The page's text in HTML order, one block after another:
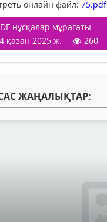
онлайн файл: 75.pdf
нұсқалар мұрағаты
қазан 2025 ж.
260
ЖАҢАЛЫҚТАР: